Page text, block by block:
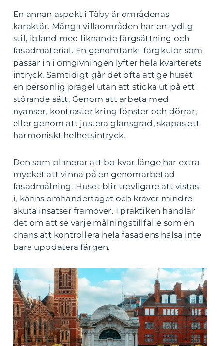
En annan aspekt i Täby är områdenas
karaktär. Många villaområden har en tydlig
stil, ibland med liknande färgsättning och
fasadmaterial. En genomtänkt färgkulör som
passar in i omgivningen lyfter hela kvarterets
intryck. Samtidigt går det ofta att ge huset
en personlig prägel utan att sticka ut på ett
störande sätt. Genom att arbeta med
nyanser, kontraster kring fönster och dörrar,
eller genom att justera glansgrad, skapas ett
harmoniskt helhetsintryck.
Den som planerar att bo kvar länge har extra
mycket att vinna på en genomarbetad
fasadmålning. Huset blir trevligare att vistas
i, känns omhändertaget och kräver mindre
akuta insatser framöver. I praktiken handlar
det om att se varje målningstillfälle som en
chans att kontrollera hela fasadens hälsa inte
bara uppdatera färgen.